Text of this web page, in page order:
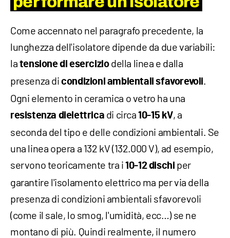
Come accennato nel paragrafo precedente, la
lunghezza dell'isolatore dipende da due variabili:
la tensione di eserciziodella linea e dalla
presenza dicondizioni ambientali sfavorevoli
Ogni elemento in ceramica o vetro ha una
resistenza dielettrica di circa10-15 kV, a
seconda del tipo e delle condizioni ambientali. Se
una linea opera a 132 kV (132.000 V), ad esempio,
servono teoricamente tra i10-12 dischi per
garantire l'isolamento elettrico ma per via della
presenza di condizioni ambientali sfavorevoli
(come il sale, lo smog, l'umidità, ecc…) se ne
montano di più. Quindi realmente, il numero